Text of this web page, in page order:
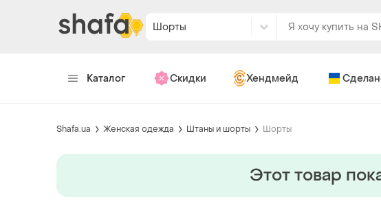
Шорты
Каталог Скидки Хендмейд
Shafa.ua Женская одежда Штаны и шорты Шорты
Этот товар